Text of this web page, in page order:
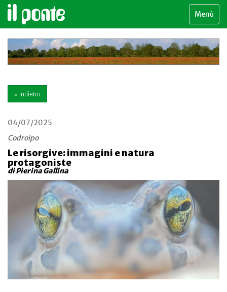
Menù
« indietro
04/07/2025
Codroipo
Le risorgive: immagini e natura
protagoniste
di Pierina Gallina